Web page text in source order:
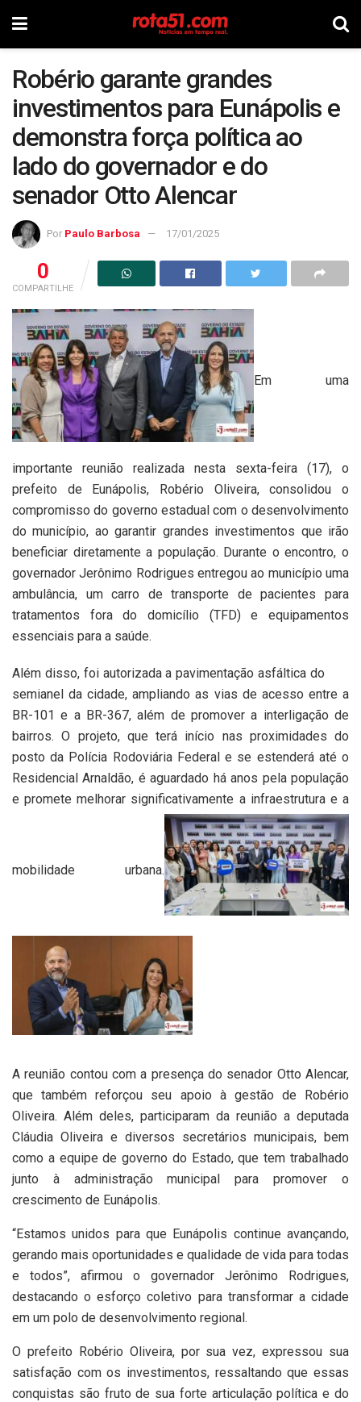
Robério garante grandes
investimentos para Eunápolis e
demonstra força política ao
lado do governador e do
senador Otto Alencar
Por Paulo Barbosa 17/01/2025
0
COMPARTILHE
Em uma
importante reunião realizada nesta sexta-feira (17), o
prefeito de Eunápolis, Robério Oliveira, consolidou o
compromisso do governo estadual com o desenvolvimento
do município, ao garantir grandes investimentos que irão
beneficiar diretamente a população. Durante o encontro, o
governador Jerônimo Rodrigues entregou ao município uma
ambulância, um carro de transporte de pacientes para
tratamentos fora do domicílio (TFD) e equipamentos
essenciais para a saúde.
Além disso, foi autorizada a pavimentação asfáltica do
semianel da cidade, ampliando as vias de acesso entre a
BR-101 e a BR-367, além de promover a interligação de
bairros. O projeto, que terá início nas proximidades do
posto da Polícia Rodoviária Federal e se estenderá até o
Residencial Arnaldão, é aguardado há anos pela população
e promete melhorar significativamente a infraestrutura e a
mobilidade urbana.
A reunião contou com a presença do senador Otto Alencar,
que também reforçou seu apoio à gestão de Robério
Oliveira. Além deles, participaram da reunião a deputada
Cláudia Oliveira e diversos secretários municipais, bem
como a equipe de governo do Estado, que tem trabalhado
junto à administração municipal para promover o
crescimento de Eunápolis.
“Estamos unidos para que Eunápolis continue avançando,
gerando mais oportunidades e qualidade de vida para todas
e todos”, afirmou o governador Jerônimo Rodrigues,
destacando o esforço coletivo para transformar a cidade
em um polo de desenvolvimento regional.
O prefeito Robério Oliveira, por sua vez, expressou sua
satisfação com os investimentos, ressaltando que essas
conquistas são fruto de sua forte articulação política e do